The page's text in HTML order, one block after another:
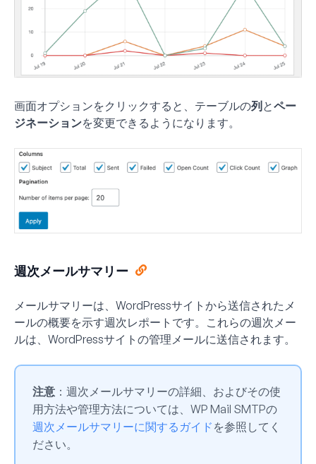
画面オプションをクリックすると、テーブルの列 とペー
ジネーションを変更できるようになります。
週次メールサマリー
メールサマリーは、WordPressサイトから送信されたメ
ールの概要を示す週次レポートです。これらの週次メー
ルは、WordPressサイトの管理メールに送信されます。
注意 ：週次メールサマリーの詳細、およびその使
用方法や管理方法については、WP Mail SMTPの
週次メールサマリーに関するガイド を参照してく
ださい。